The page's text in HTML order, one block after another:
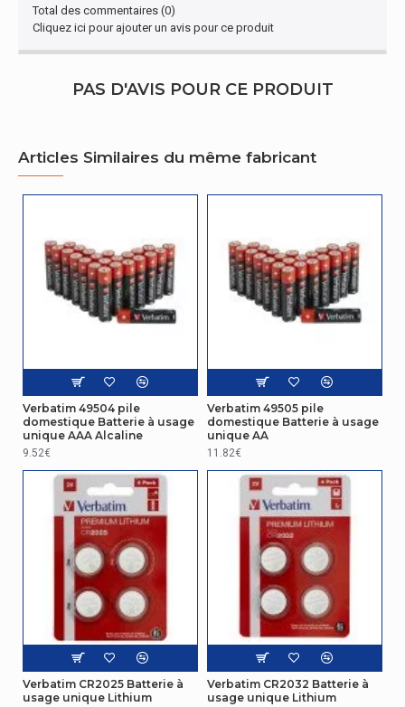
Total des commentaires (0)
Cliquez ici pour ajouter un avis pour ce produit
PAS D'AVIS POUR CE PRODUIT
Articles Similaires du même fabricant
Verbatim 49504 pile
domestique Batterie à usage
unique AAA Alcaline
9.52€
Verbatim 49505 pile
domestique Batterie à usage
unique AA
11.82€
Verbatim CR2025 Batterie à
usage unique Lithium
Verbatim CR2032 Batterie à
usage unique Lithium